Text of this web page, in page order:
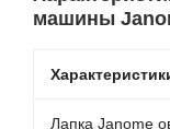
машины
Лапка Janome